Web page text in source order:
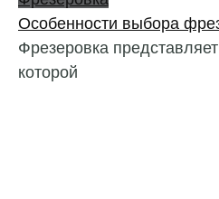
Особенности выбора
Фрезеровка
которой